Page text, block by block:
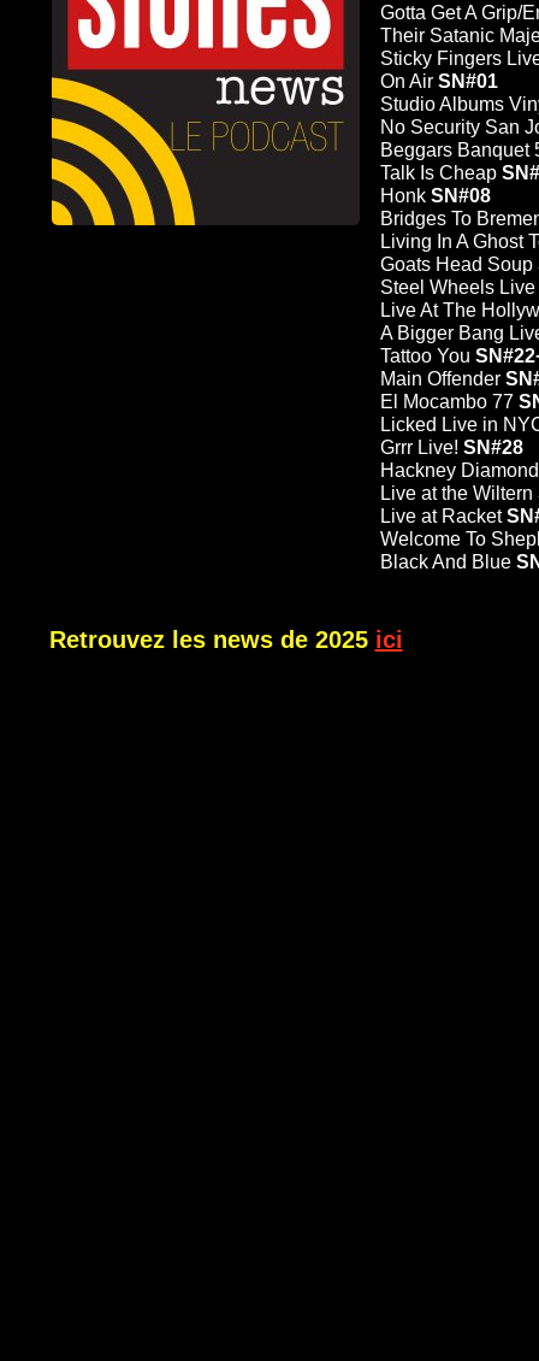
Retrouvez les news de 2025 ici
Gotta Get A Grip/
Their Satanic
Sticky Fingers
On AirSN#01
Studio Albums
No Security San
Beggars
Talk Is Cheap
HonkSN#08
Bridges To
Living In A Ghost
Goats Head Soup
Steel Wheels
Live At The
A Bigger Bang
Tattoo You
Main Offender
El Mocambo 77
Licked Live in
Grrr Live!SN#28
Hackney
Live at the Wiltern
Live at Racket
Welcome To
Black And Blue